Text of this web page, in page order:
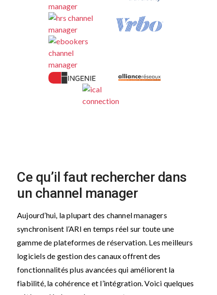
Ce qu’il faut rechercher dans
un channel manager
Aujourd’hui, la plupart des channel managers
synchronisent l’ARI en temps réel sur toute une
gamme de plateformes de réservation. Les meilleurs
logiciels de gestion des canaux offrent des
fonctionnalités plus avancées qui améliorent la
fiabilité, la cohérence et l’intégration. Voici quelques